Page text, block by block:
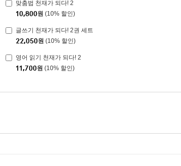
맞춤법 천재가 되다! 2
10,800원 (10% 할인)
글쓰기 천재가 되다! 2권 세트
22,050원 (10% 할인)
영어 읽기 천재가 되다! 2
11,700원 (10% 할인)